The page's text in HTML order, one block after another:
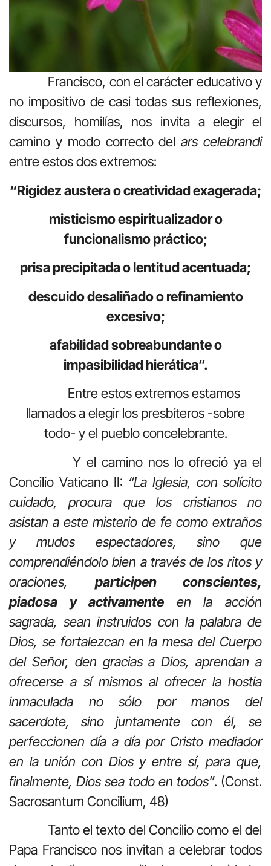
Francisco, con el carácter educativo y
no impositivo de casi todas sus reflexiones,
discursos, homilías, nos invita a elegir el
camino y modo correcto delars celebrandi
entre estos dos extremos:
“Rigidez austera o creatividad exagerada;
misticismo espiritualizador o
funcionalismo práctico;
prisa precipitada o lentitud acentuada;
descuido desaliñado o refinamiento
excesivo;
afabilidad sobreabundante o
impasibilidad hierática”.
Entre estos extremos estamos
llamados a elegir los presbíteros -sobre
todo- y el pueblo concelebrante.
Y el camino nos lo ofreció ya el
Concilio Vaticano II: “La Iglesia, con solícito
cuidado, procura que los cristianos no
asistan a este misterio de fe como extraños
y mudos espectadores, sino que
comprendiéndolo bien a través de los ritos y
oraciones, participen conscientes,
piadosa y activamente en la acción
sagrada, sean instruidos con la palabra de
Dios, se fortalezcan en la mesa del Cuerpo
del Señor, den gracias a Dios, aprendan a
ofrecerse a sí mismos al ofrecer la hostia
inmaculada no sólo por manos del
sacerdote, sino juntamente con él, se
perfeccionen día a día por Cristo mediador
en la unión con Dios y entre sí, para que,
finalmente, Dios sea todo en todos”. (Const.
Sacrosantum Concilium, 48)
Tanto el texto del Concilio como el del
Papa Francisco nos invitan a celebrar todos